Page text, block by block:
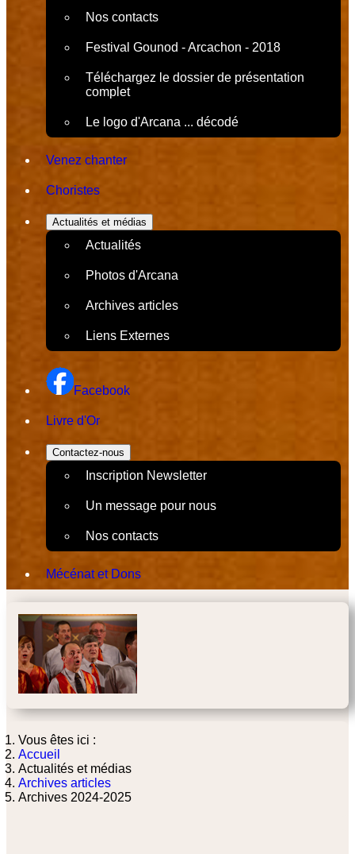
Nos contacts
Festival Gounod - Arcachon - 2018
Téléchargez le dossier de présentation
complet
Le logo d'Arcana ... décodé
Venez chanter
Choristes
Actualités et médias
Actualités
Photos d'Arcana
Archives articles
Liens Externes
Facebook
Livre d'Or
Contactez-nous
Inscription Newsletter
Un message pour nous
Nos contacts
Mécénat et Dons
Vous êtes ici :
Accueil
Actualités et médias
Archives articles
Archives 2024-2025